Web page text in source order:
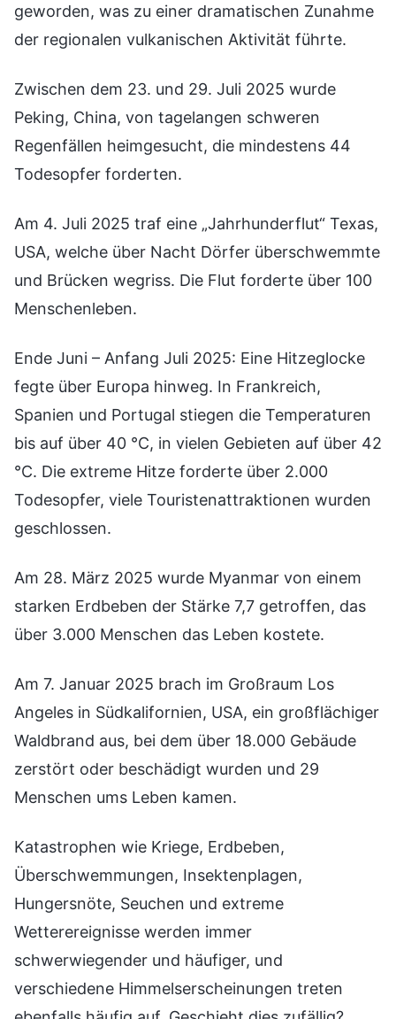
geworden, was zu einer dramatischen Zunahme
der regionalen vulkanischen Aktivität führte.
Zwischen dem 23. und 29. Juli 2025 wurde
Peking, China, von tagelangen schweren
Regenfällen heimgesucht, die mindestens 44
Todesopfer forderten.
Am 4. Juli 2025 traf eine „Jahrhunderflut“ Texas,
USA, welche über Nacht Dörfer überschwemmte
und Brücken wegriss. Die Flut forderte über 100
Menschenleben.
Ende Juni – Anfang Juli 2025: Eine Hitzeglocke
fegte über Europa hinweg. In Frankreich,
Spanien und Portugal stiegen die Temperaturen
bis auf über 40 °C, in vielen Gebieten auf über 42
°C. Die extreme Hitze forderte über 2.000
Todesopfer, viele Touristenattraktionen wurden
geschlossen.
Am 28. März 2025 wurde Myanmar von einem
starken Erdbeben der Stärke 7,7 getroffen, das
über 3.000 Menschen das Leben kostete.
Am 7. Januar 2025 brach im Großraum Los
Angeles in Südkalifornien, USA, ein großflächiger
Waldbrand aus, bei dem über 18.000 Gebäude
zerstört oder beschädigt wurden und 29
Menschen ums Leben kamen.
Katastrophen wie Kriege, Erdbeben,
Überschwemmungen, Insektenplagen,
Hungersnöte, Seuchen und extreme
Wetterereignisse werden immer
schwerwiegender und häufiger, und
verschiedene Himmelserscheinungen treten